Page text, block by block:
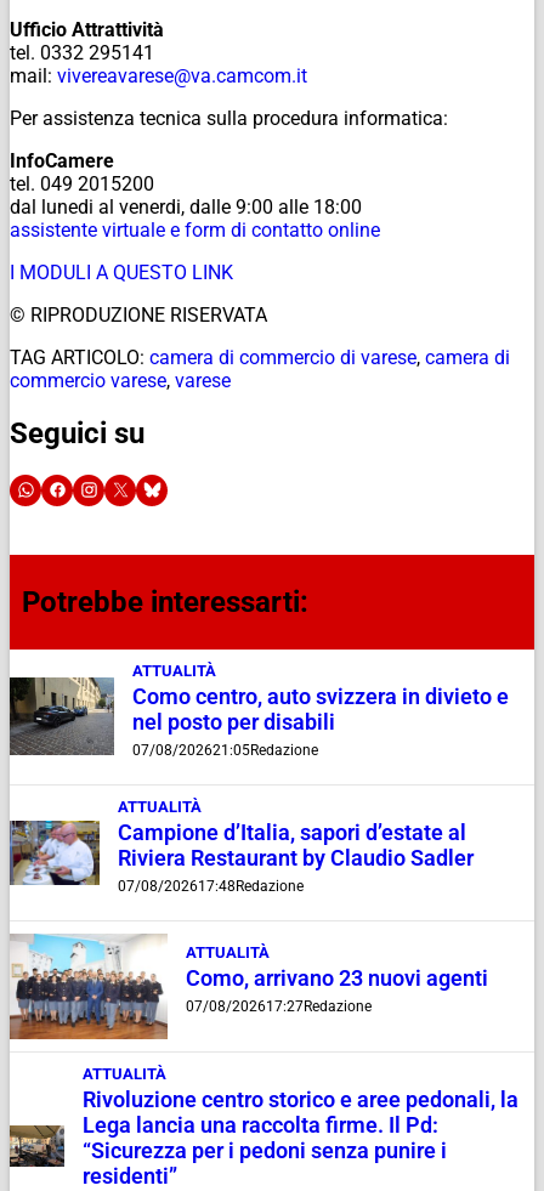
Ufficio Attrattività
tel. 0332 295141
mail: vivereavarese@va.camcom.it
Per assistenza tecnica sulla procedura informatica:
InfoCamere
tel. 049 2015200
dal lunedi al venerdi, dalle 9:00 alle 18:00
assistente virtuale e form di contatto online
I MODULI A QUESTO LINK
© RIPRODUZIONE RISERVATA
TAG ARTICOLO: camera di commercio di varese, camera di
commercio varese, varese
Seguici su
Potrebbe interessarti:
ATTUALITÀ
Como centro, auto svizzera in divieto e
nel posto per disabili
07/08/202621:05Redazione
ATTUALITÀ
Campione d’Italia, sapori d’estate al
Riviera Restaurant by Claudio Sadler
07/08/202617:48Redazione
ATTUALITÀ
Como, arrivano 23 nuovi agenti
07/08/202617:27Redazione
ATTUALITÀ
Rivoluzione centro storico e aree pedonali, la
Lega lancia una raccolta firme. Il Pd:
“Sicurezza per i pedoni senza punire i
residenti”